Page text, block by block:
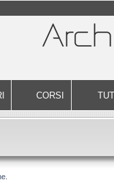
CORSI
.